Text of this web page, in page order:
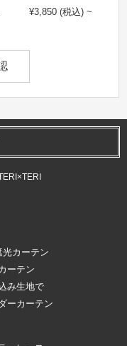
¥3,850 (税込) ~
光カーテン
ーテン
み生地で
ーカーテン